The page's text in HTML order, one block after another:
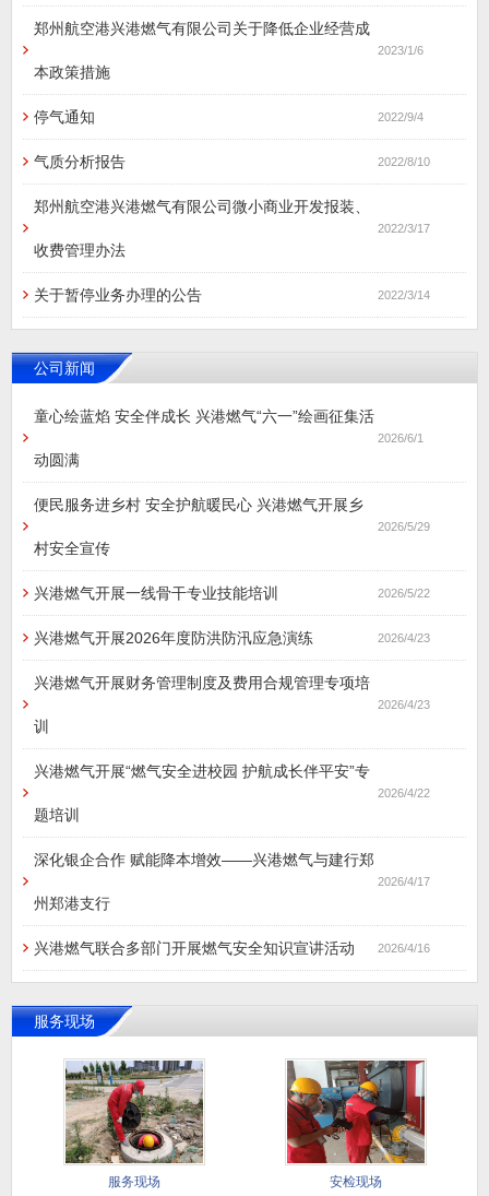
郑州航空港兴港燃气有限公司关于降低企业经营成
本政策措施
2023/1/6
停气通知 2022/9/4
气质分析报告 2022/8/10
郑州航空港兴港燃气有限公司微小商业开发报装、
收费管理办法
2022/3/17
关于暂停业务办理的公告 2022/3/14
公司新闻
童心绘蓝焰 安全伴成长 兴港燃气“六一”绘画征集活
动圆满
2026/6/1
便民服务进乡村 安全护航暖民心 兴港燃气开展乡
村安全宣传
2026/5/29
兴港燃气开展一线骨干专业技能培训 2026/5/22
兴港燃气开展2026年度防洪防汛应急演练 2026/4/23
兴港燃气开展财务管理制度及费用合规管理专项培
训
2026/4/23
兴港燃气开展“燃气安全进校园 护航成长伴平安”专
题培训
2026/4/22
深化银企合作 赋能降本增效——兴港燃气与建行郑
州郑港支行
2026/4/17
兴港燃气联合多部门开展燃气安全知识宣讲活动 2026/4/16
服务现场
服务现场 安检现场